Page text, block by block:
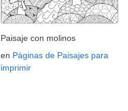
Paisaje con molinos
en Páginas de Paisajes para
imprimir